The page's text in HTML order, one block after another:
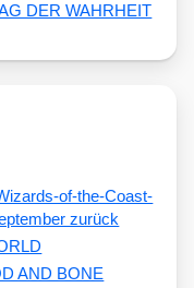
DER WAHRHEIT
of-the-Coast-
zurück
AND BONE